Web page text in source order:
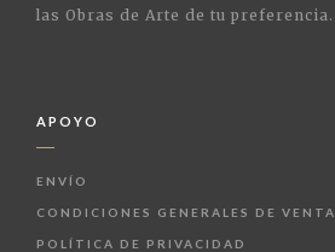
las Obras de Arte de tu preferencia.
APOYO
ENVÍO
CONDICIONES GENERALES DE VENTA
POLÍTICA DE PRIVACIDAD